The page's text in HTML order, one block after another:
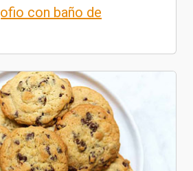
con baño de